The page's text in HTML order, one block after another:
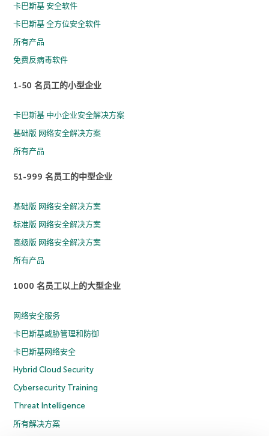
卡巴斯基 安全软件
卡巴斯基 全方位安全软件
所有产品
免费反病毒软件
1-50 名员工的小型企业
卡巴斯基 中小企业安全解决方案
基础版 网络安全解决方案
所有产品
51-999 名员工的中型企业
基础版 网络安全解决方案
标准版 网络安全解决方案
高级版 网络安全解决方案
所有产品
1000 名员工以上的大型企业
网络安全服务
卡巴斯基威胁管理和防御
卡巴斯基网络安全
Hybrid Cloud Security
Cybersecurity Training
Threat Intelligence
所有解决方案